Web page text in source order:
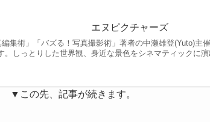
エヌピクチャーズ
編集術」「バズる！写真撮影術」著者の中瀬雄登(Yuto)主
。しっとりした世界観、身近な景色をシネマティックに
▼この先、記事が続きます。